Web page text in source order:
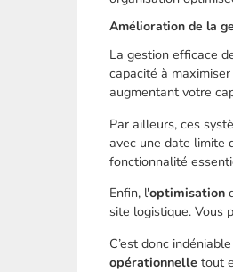
Amélioration de la
La gestion efficace
capacité à
augmentant votre
Par ailleurs, ces
avec une date limite
fonctionnalité
Enfin, l'optimisation
site logistique. Vous
C’est donc
opérationnelle tout